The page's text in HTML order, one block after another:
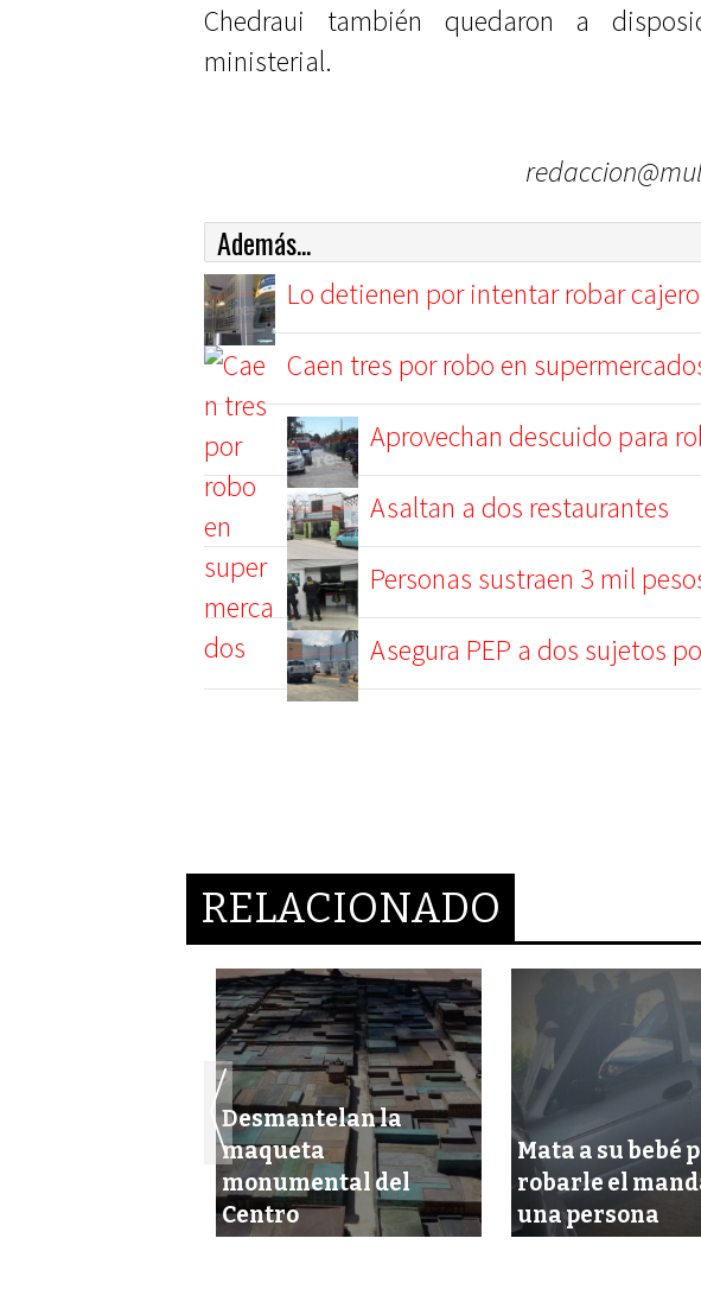
Chedraui también quedaron a
ministerial.
Además...
Lo detienen por intentar robar
Caen tres por robo en
Aprovechan descuido para
Asaltan a dos restaurantes
Personas sustraen 3 mil
Asegura PEP a dos sujetos
RELACIONADO
Desmantelan la
maqueta
monumental del
Centro
Mata a su bebé
robarle el
una persona